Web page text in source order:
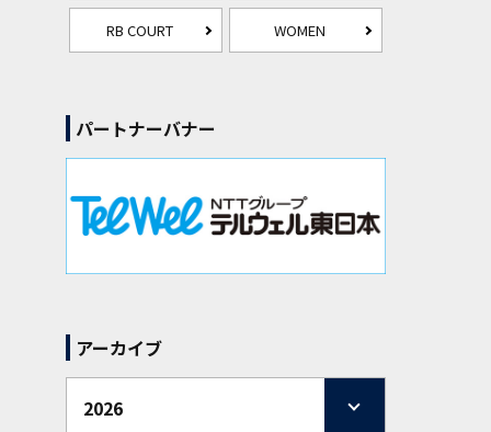
RB COURT WOMEN
パートナーバナー
アーカイブ
2026